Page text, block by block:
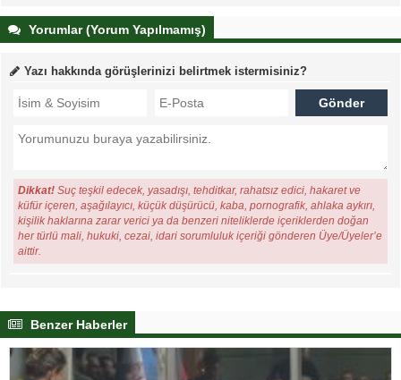
Yorumlar (Yorum Yapılmamış)
Yazı hakkında görüşlerinizi belirtmek istermisiniz?
Dikkat! Suç teşkil edecek, yasadışı, tehditkar, rahatsız edici, hakaret ve
küfür içeren, aşağılayıcı, küçük düşürücü, kaba, pornografik, ahlaka aykırı,
kişilik haklarına zarar verici ya da benzeri niteliklerde içeriklerden doğan
her türlü mali, hukuki, cezai, idari sorumluluk içeriği gönderen Üye/Üyeler’e
aittir.
Benzer Haberler